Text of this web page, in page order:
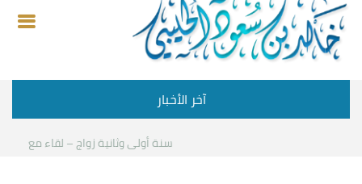
آخر الأخبار
سنة أولى وثانية زواج – لقاء مع د.خالد